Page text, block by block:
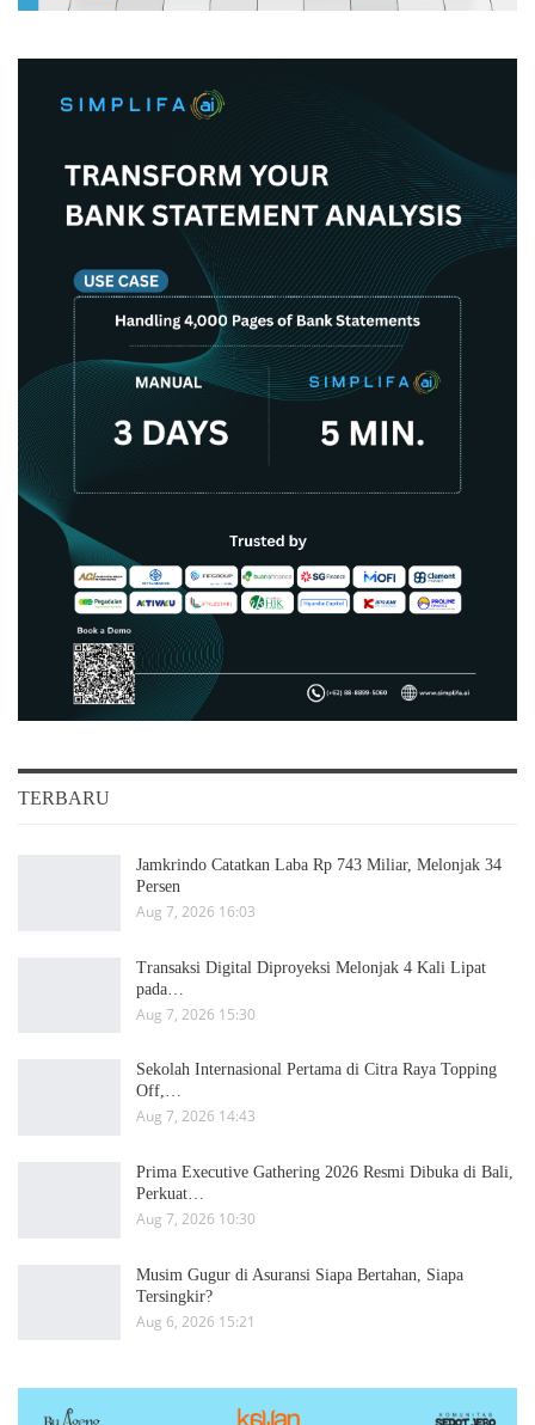
TERBARU
Jamkrindo Catatkan Laba Rp 743 Miliar, Melonjak 34
Persen
Aug 7, 2026 16:03
Transaksi Digital Diproyeksi Melonjak 4 Kali Lipat
pada…
Aug 7, 2026 15:30
Sekolah Internasional Pertama di Citra Raya Topping
Off,…
Aug 7, 2026 14:43
Prima Executive Gathering 2026 Resmi Dibuka di Bali,
Perkuat…
Aug 7, 2026 10:30
Musim Gugur di Asuransi Siapa Bertahan, Siapa
Tersingkir?
Aug 6, 2026 15:21